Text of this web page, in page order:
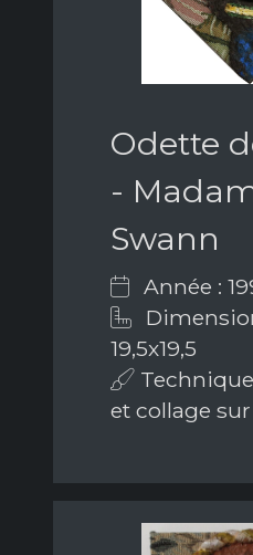
Odette
-
Swann
Année :
19,5x19,5
et collage